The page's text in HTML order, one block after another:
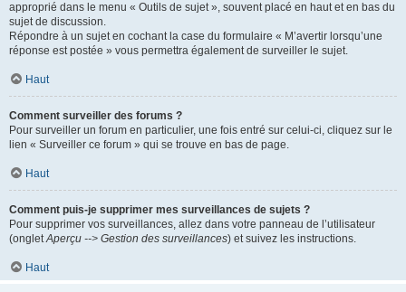
approprié dans le menu « Outils de sujet », souvent placé en haut et en bas du
sujet de discussion.
Répondre à un sujet en cochant la case du formulaire « M’avertir lorsqu’une
réponse est postée » vous permettra également de surveiller le sujet.
Haut
Comment surveiller des forums ?
Pour surveiller un forum en particulier, une fois entré sur celui-ci, cliquez sur le
lien « Surveiller ce forum » qui se trouve en bas de page.
Haut
Comment puis-je supprimer mes surveillances de sujets ?
Pour supprimer vos surveillances, allez dans votre panneau de l’utilisateur
(ongletAperçu --> Gestion des surveillances) et suivez les instructions.
Haut